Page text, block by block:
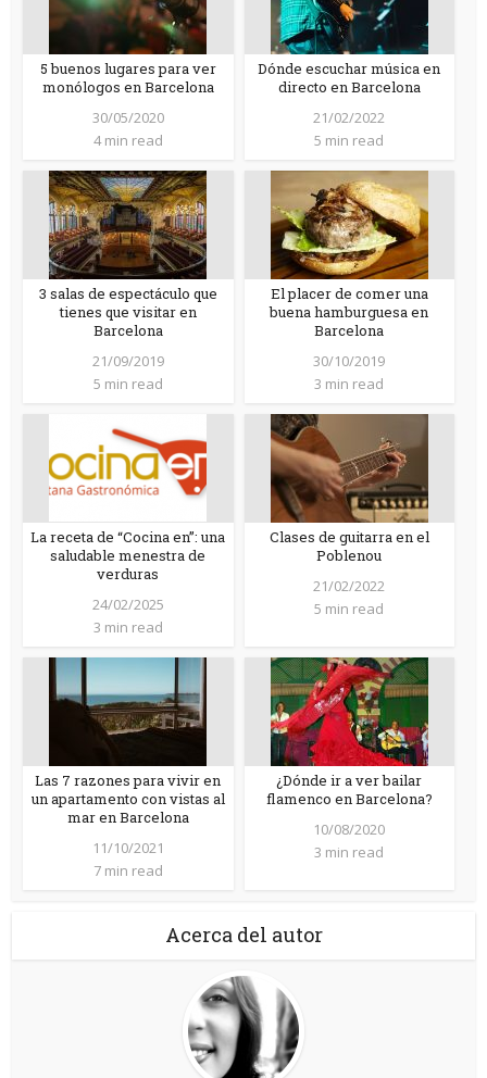
5 buenos lugares para ver
monólogos en Barcelona
30/05/2020
4 min read
Dónde escuchar música en
directo en Barcelona
21/02/2022
5 min read
3 salas de espectáculo que
tienes que visitar en
Barcelona
21/09/2019
5 min read
El placer de comer una
buena hamburguesa en
Barcelona
30/10/2019
3 min read
La receta de “Cocina en”: una
saludable menestra de
verduras
24/02/2025
3 min read
Clases de guitarra en el
Poblenou
21/02/2022
5 min read
Las 7 razones para vivir en
un apartamento con vistas al
mar en Barcelona
11/10/2021
7 min read
¿Dónde ir a ver bailar
flamenco en Barcelona?
10/08/2020
3 min read
Acerca del autor